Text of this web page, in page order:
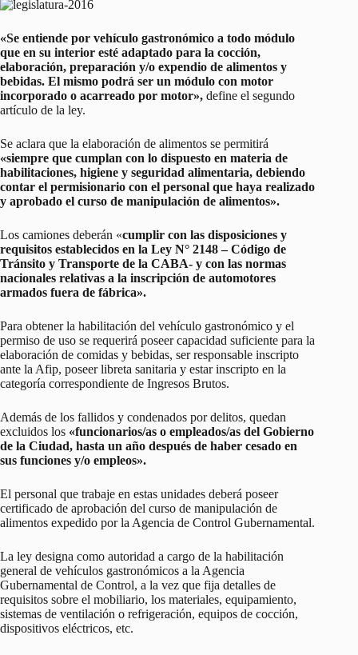
«Se entiende por vehículo gastronómico a todo módulo
que en su interior esté adaptado para la cocción,
elaboración, preparación y/o expendio de alimentos y
bebidas. El mismo podrá ser un módulo con motor
incorporado o acarreado por motor», define el segundo
artículo de la ley.
Se aclara que la elaboración de alimentos se permitirá
«siempre que cumplan con lo dispuesto en materia de
habilitaciones, higiene y seguridad alimentaria, debiendo
contar el permisionario con el personal que haya realizado
y aprobado el curso de manipulación de alimentos».
Los camiones deberán «cumplir con las disposiciones y
requisitos establecidos en la Ley N° 2148 – Código de
Tránsito y Transporte de la CABA- y con las normas
nacionales relativas a la inscripción de automotores
armados fuera de fábrica».
Para obtener la habilitación del vehículo gastronómico y el
permiso de uso se requerirá poseer capacidad suficiente para la
elaboración de comidas y bebidas, ser responsable inscripto
ante la Afip, poseer libreta sanitaria y estar inscripto en la
categoría correspondiente de Ingresos Brutos.
Además de los fallidos y condenados por delitos, quedan
excluidos los «funcionarios/as o empleados/as del Gobierno
de la Ciudad, hasta un año después de haber cesado en
sus funciones y/o empleos».
El personal que trabaje en estas unidades deberá poseer
certificado de aprobación del curso de manipulación de
alimentos expedido por la Agencia de Control Gubernamental.
La ley designa como autoridad a cargo de la habilitación
general de vehículos gastronómicos a la Agencia
Gubernamental de Control, a la vez que fija detalles de
requisitos sobre el mobiliario, los materiales, equipamiento,
sistemas de ventilación o refrigeración, equipos de cocción,
dispositivos eléctricos, etc.